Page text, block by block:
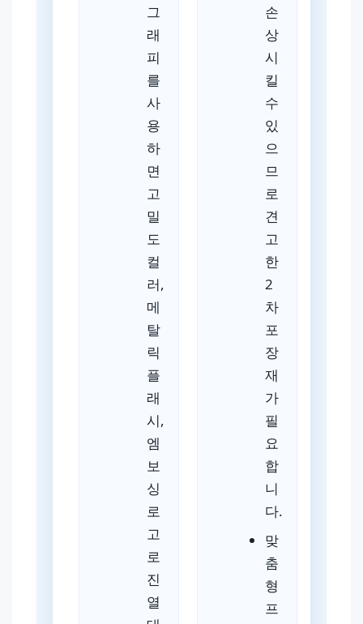
그
래
피
를
사
용
하
면
고
밀
도
컬
러,
메
탈
릭
플
래
시,
엠
보
싱
로
고
로
진
열
손
상
시
킬
수
있
으
므
로
견
고
한
2
차
포
장
재
가
필
요
합
니
다.
맞
춤
형
프